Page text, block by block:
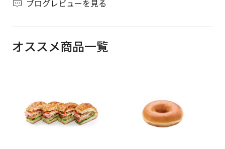
ブログレビューを見る
オススメ商品一覧